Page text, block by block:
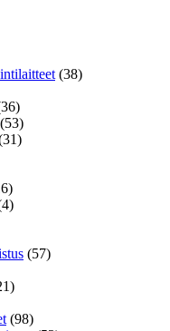
(38)
(53)
(57)
(98)